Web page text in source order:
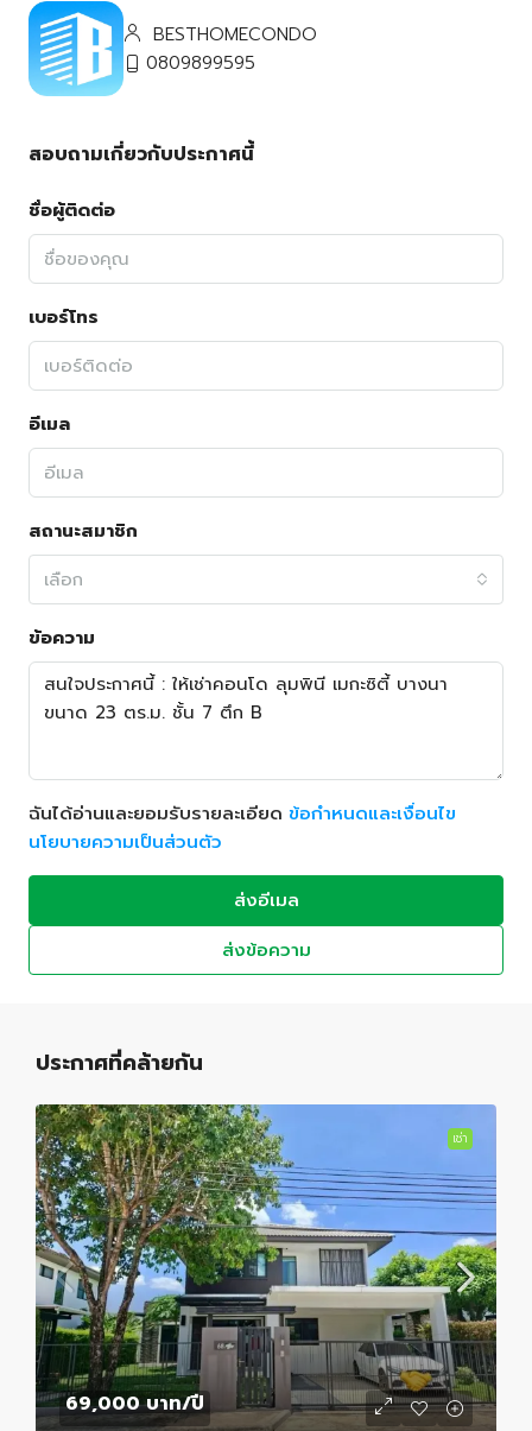
BESTHOMECONDO
0809899595
สอบถามเกี่ยวกับประกาศนี้
ชื่อผู้ติดต่อ
เบอร์โทร
อีเมล
สถานะสมาชิก
เลือก
ข้อความ
ฉันได้อ่านและยอมรับรายละเอียด ข้อกำหนดและเงื่อนไข
นโยบายความเป็นส่วนตัว
ส่งอีเมล
ส่งข้อความ
ประกาศที่คล้ายกัน
เช่า
69,000 บาท/ปี